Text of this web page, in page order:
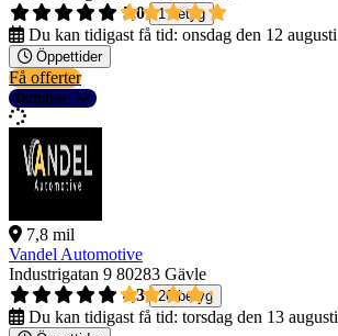
5,0
1 betyg
Du kan tidigast få tid: onsdag den 12 augusti
Öppettider
Få offerter
Detaljer
7,8 mil
Vandel Automotive
Industrigatan 9 80283 Gävle
4,3
26 betyg
Du kan tidigast få tid: torsdag den 13 augusti